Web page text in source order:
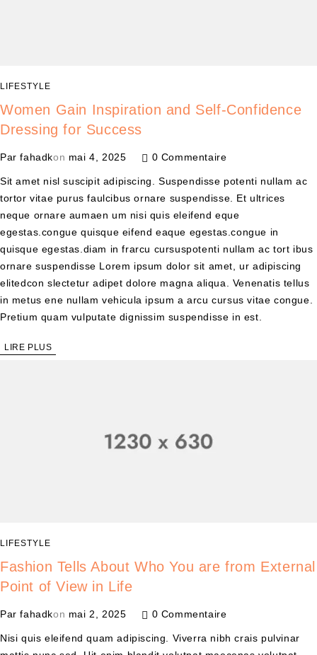
LIFESTYLE
Women Gain Inspiration and Self-Confidence
Dressing for Success
Par fahadkon mai 4, 2025 0 Commentaire
Sit amet nisl suscipit adipiscing. Suspendisse potenti nullam ac
tortor vitae purus faulcibus ornare suspendisse. Et ultrices
neque ornare aumaen um nisi quis eleifend eque
egestas.congue quisque eifend eaque egestas.congue in
quisque egestas.diam in frarcu cursuspotenti nullam ac tort ibus
ornare suspendisse Lorem ipsum dolor sit amet, ur adipiscing
elitedcon slectetur adipet dolore magna aliqua. Venenatis tellus
in metus ene nullam vehicula ipsum a arcu cursus vitae congue.
Pretium quam vulputate dignissim suspendisse in est.
LIRE PLUS
LIFESTYLE
Fashion Tells About Who You are from External
Point of View in Life
Par fahadkon mai 2, 2025 0 Commentaire
Nisi quis eleifend quam adipiscing. Viverra nibh crais pulvinar